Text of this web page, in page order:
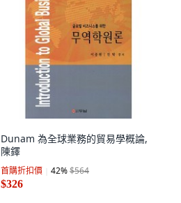
Dunam 為全球業務的貿易學概論,
陳鐸
首購折扣價 42%$564
$326